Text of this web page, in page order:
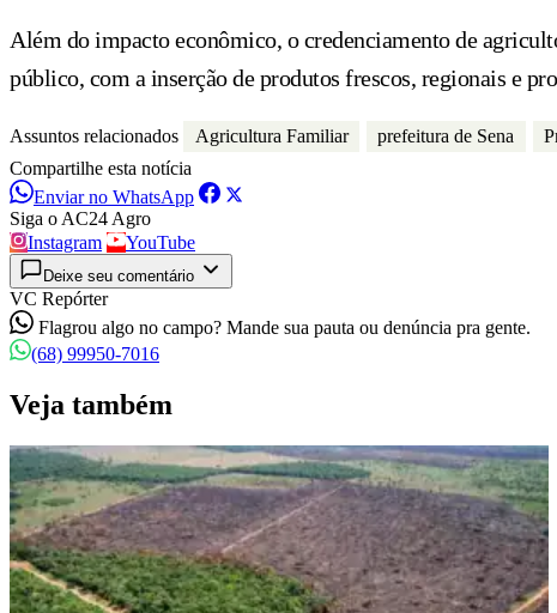
Além do impacto econômico, o credenciamento de
público, com a inserção de produtos frescos, regionais e
Assuntos relacionados Agricultura Familiar prefeitura de Sena
Compartilhe esta notícia
Enviar no WhatsApp
Siga o AC24 Agro
Instagram
YouTube
Deixe seu comentário
VC Repórter
Flagrou algo no campo? Mande sua pauta ou denúncia pra gente.
(68) 99950-7016
Veja também